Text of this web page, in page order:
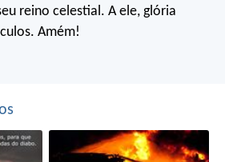
reino celestial. A ele, glória
Amém!